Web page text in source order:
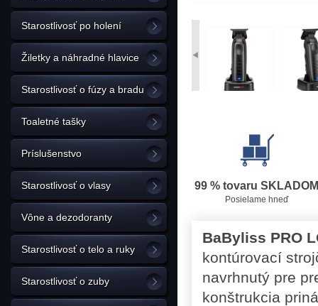
Starostlivosť po holení
Žiletky a náhradné hlavice
Starostlivosť o fúzy a bradu
Toaletné tašky
Príslušenstvo
Starostlivosť o vlasy
Vône a dezodoranty
Starostlivosť o telo a ruky
Starostlivosť o zuby
99 % tovaru SKLADOM
Posielame hneď
BaByliss PRO
kontúrovací
navrhnutý pre
konštrukcia